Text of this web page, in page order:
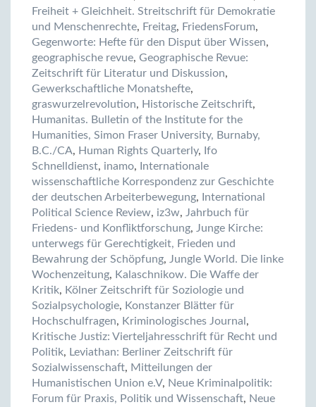
Freiheit + Gleichheit. Streitschrift für Demokratie
und Menschenrechte, Freitag, FriedensForum,
Gegenworte: Hefte für den Disput über Wissen,
geographische revue, Geographische Revue:
Zeitschrift für Literatur und Diskussion,
Gewerkschaftliche Monatshefte,
graswurzelrevolution, Historische Zeitschrift,
Humanitas. Bulletin of the Institute for the
Humanities, Simon Fraser University, Burnaby,
B.C./CA, Human Rights Quarterly, Ifo
Schnelldienst, inamo,
Internationale
wissenschaftliche Korrespondenz zur Geschichte
der deutschen Arbeiterbewegung,
International
Political Science Review, iz3w, Jahrbuch für
Friedens- und Konfliktforschung, Junge Kirche:
unterwegs für Gerechtigkeit, Frieden und
Bewahrung der Schöpfung, Jungle World. Die linke
Wochenzeitung, Kalaschnikow. Die Waffe der
Kritik, Kölner Zeitschrift für Soziologie und
Sozialpsychologie, Konstanzer Blätter für
Hochschulfragen, Kriminologisches Journal ,
Kritische Justiz: Vierteljahresschrift für Recht und
Politik, Leviathan: Berliner Zeitschrift für
Sozialwissenschaft, Mitteilungen der
Humanistischen Union e.V, Neue Kriminalpolitik:
Forum für Praxis, Politik und Wissenschaft, Neue